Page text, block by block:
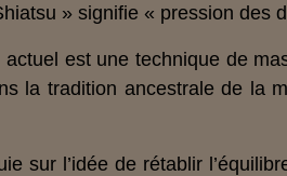
» signifie « pression des
actuel est une technique de
la tradition ancestrale de la
sur l’idée de rétablir